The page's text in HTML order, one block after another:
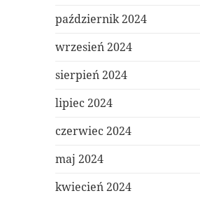
październik 2024
wrzesień 2024
sierpień 2024
lipiec 2024
czerwiec 2024
maj 2024
kwiecień 2024